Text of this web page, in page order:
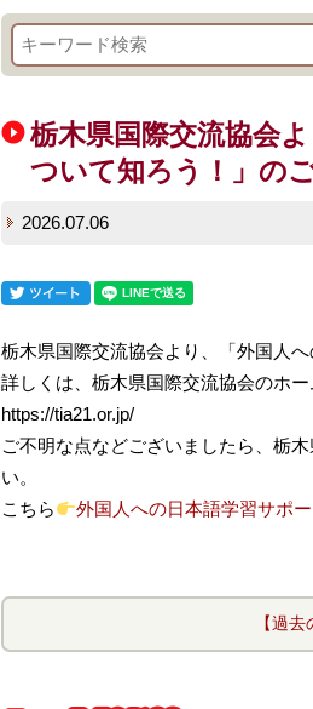
栃木県国際交流協会
ついて知ろう！」の
2026.07.06
栃木県国際交流協会より、「外国人
詳しくは、栃木県国際交流協会のホー
https://tia21.or.jp/
ご不明な点などございましたら、栃
い。
こちら
外国人への日本語学習サポ
【過